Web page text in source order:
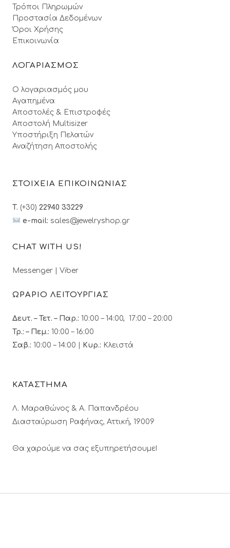
Τρόποι Πληρωμών
Προστασία Δεδομένων
Όροι Xρήσης
Επικοινωνία
ΛΟΓΑΡΙΑΣΜΟΣ
Ο λογαριασμός μου
Αγαπημένα
Αποστολές & Επιστροφές
Αποστολή Multisizer
Υποστήριξη Πελατών
Αναζήτηση Αποστολής
ΣΤΟΙΧΕΙΑ ΕΠΙΚΟΙΝΩΝΙΑΣ
T. (+30) 22940 33229
e-mail: sales@jewelryshop.gr
CHAT WITH US!
Messenger Viber
ΩΡΑΡΙΟ ΛΕΙΤΟΥΡΓΙΑΣ
Δευτ. – Τετ. – Παρ.: 10:00 – 14:00, 17:00 – 20:00
Τρ.: – Πεμ.: 10:00 – 16:00
Σαβ.: 10:00 – 14:00 | Κυρ.: Κλειστά
ΚΑΤΑΣΤΗΜΑ
Λ. Μαραθώνος & A. Παπανδρέου
Διασταύρωση Ραφήνας, Αττική, 19009
Θα χαρούμε να σας εξυπηρετήσουμε!